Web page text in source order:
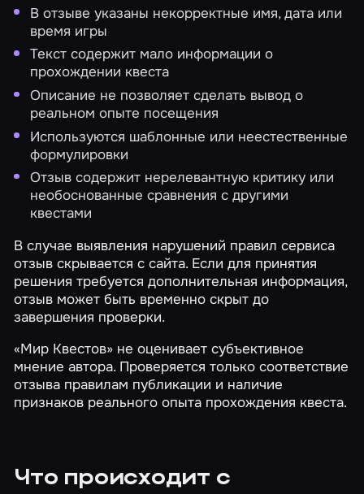
В отзыве указаны некорректные имя, дата или
время игры
Текст содержит мало информации о
прохождении квеста
Описание не позволяет сделать вывод о
реальном опыте посещения
Используются шаблонные или неестественные
формулировки
Отзыв содержит нерелевантную критику или
необоснованные сравнения с другими
квестами
В случае выявления нарушений правил сервиса
отзыв скрывается с сайта. Если для принятия
решения требуется дополнительная информация,
отзыв может быть временно скрыт до
завершения проверки.
«Мир Квестов» не оценивает субъективное
мнение автора. Проверяется только соответствие
отзыва правилам публикации и наличие
признаков реального опыта прохождения квеста.
Что происходит с